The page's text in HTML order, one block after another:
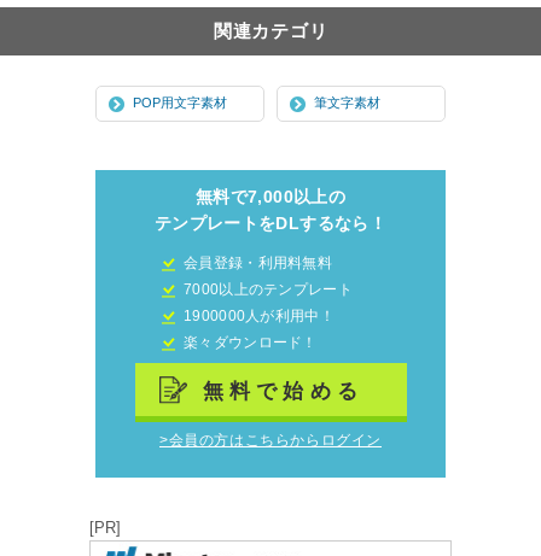
関連カテゴリ
POP用文字素材 筆文字素材
無料で7,000以上の
テンプレートをDLするなら！
会員登録・利用料無料
7000以上のテンプレート
1900000人が利用中！
楽々ダウンロード！
無料で始める
>会員の方はこちらからログイン
[PR]